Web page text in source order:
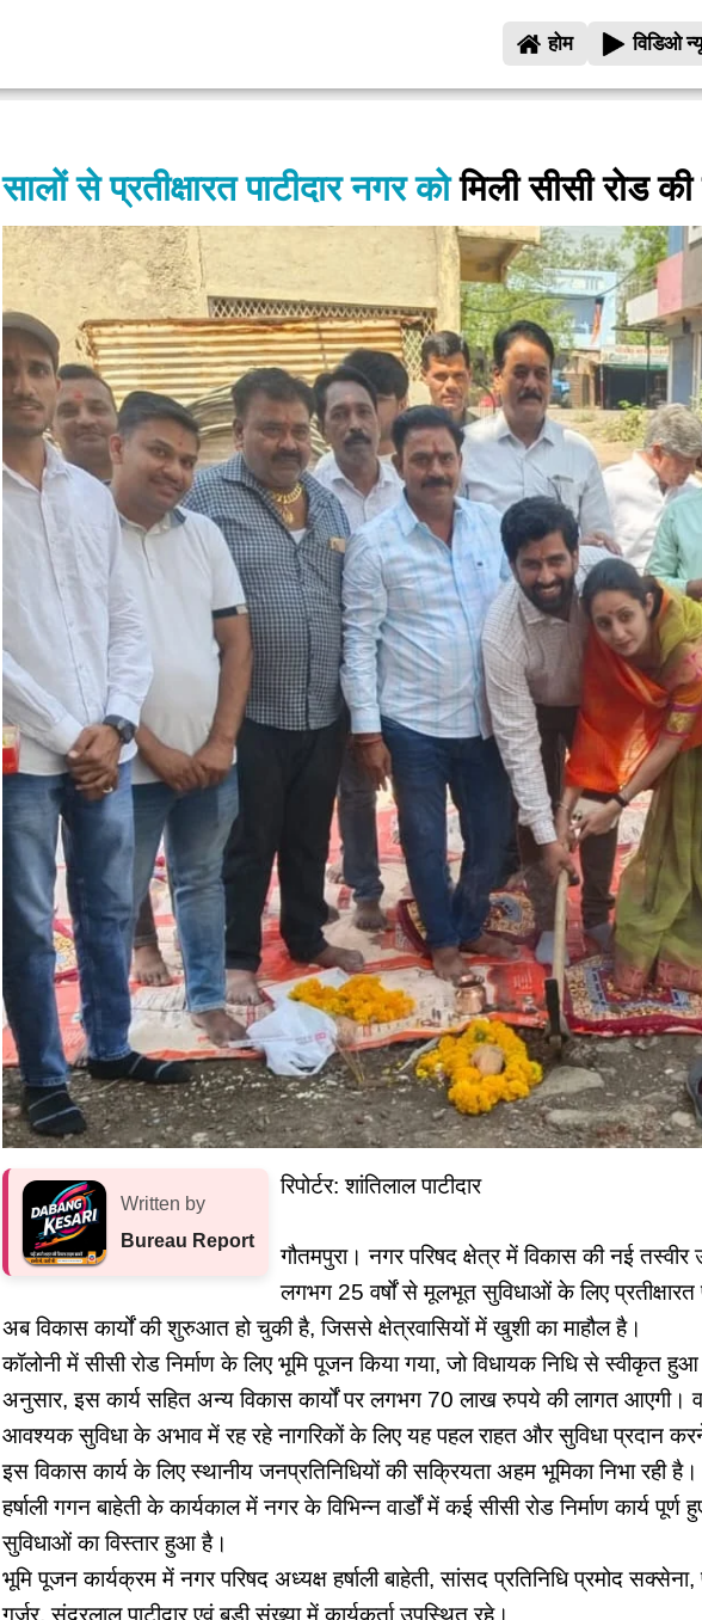
होम विडिओ
सालों से प्रतीक्षारत पाटीदार नगर कोमिली सीसी रोड की
Written by
Bureau Report
रिपोर्टर: शांतिलाल पाटीदार
गौतमपुरा। नगर परिषद क्षेत्र में विकास की नई
लगभग 25 वर्षों से मूलभूत सुविधाओं के लिए प्रतीक्षारत
अब विकास कार्यों की शुरुआत हो चुकी है, जिससे क्षेत्रवासियों में खुशी का माहौल है।
कॉलोनी में सीसी रोड निर्माण के लिए भूमि पूजन किया गया, जो विधायक निधि से स्वीकृत
अनुसार, इस कार्य सहित अन्य विकास कार्यों पर लगभग 70 लाख रुपये की लागत आएगी।
आवश्यक सुविधा के अभाव में रह रहे नागरिकों के लिए यह पहल राहत और सुविधा प्रदान
इस विकास कार्य के लिए स्थानीय जनप्रतिनिधियों की सक्रियता अहम भूमिका निभा रही है।
हर्षाली गगन बाहेती के कार्यकाल में नगर के विभिन्न वार्डों में कई सीसी रोड निर्माण कार्य
सुविधाओं का विस्तार हुआ है।
भूमि पूजन कार्यक्रम में नगर परिषद अध्यक्ष हर्षाली बाहेती, सांसद प्रतिनिधि प्रमोद सक्सेना,
गुर्जर, सुंदरलाल पाटीदार एवं बड़ी संख्या में कार्यकर्ता उपस्थित रहे।